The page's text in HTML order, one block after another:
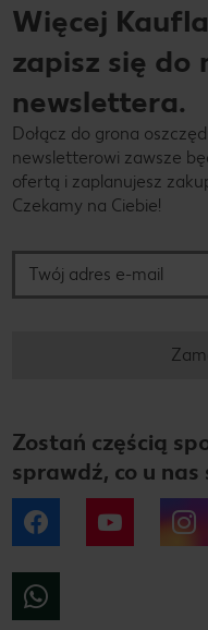
Więcej
zapisz się do
newslettera.
Dołącz do grona
newsletterowi zawsze
ofertą i zaplanujesz
Czekamy na Ciebie!
Zostań częścią
sprawdź, co u nas
Facebook YouTube